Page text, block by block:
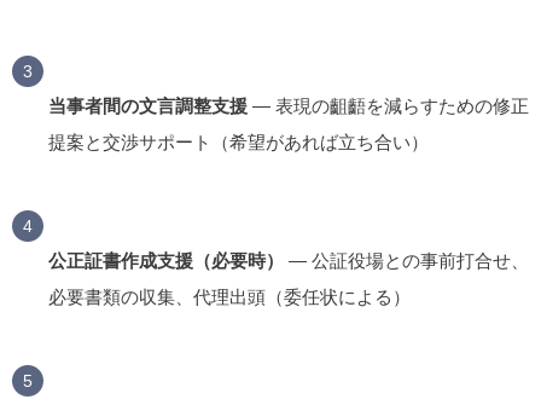
当事者間の文言調整支援 — 表現の齟齬を減らすための修正
提案と交渉サポート（希望があれば立ち合い）
公正証書作成支援（必要時）
— 公証役場との事前打合せ、
必要書類の収集、代理出頭（委任状による）